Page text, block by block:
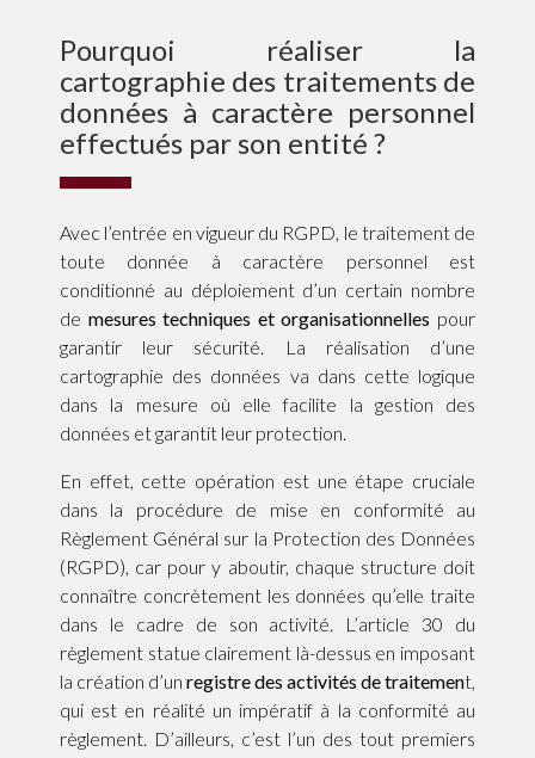
Pourquoi réaliser la
cartographie des traitements de
données à caractère personnel
effectués par son entité ?
Avec l’entrée en vigueur du RGPD, le traitement de
toute donnée à caractère personnel est
conditionné au déploiement d’un certain nombre
de mesures techniques et organisationnelles pour
garantir leur sécurité. La réalisation d’une
cartographie des données va dans cette logique
dans la mesure où elle facilite la gestion des
données et garantit leur protection.
En effet, cette opération est une étape cruciale
dans la procédure de mise en conformité au
Règlement Général sur la Protection des Données
(RGPD), car pour y aboutir, chaque structure doit
connaître concrètement les données qu’elle traite
dans le cadre de son activité. L’article 30 du
règlement statue clairement là-dessus en imposant
la création d’un registre des activités de traitement,
qui est en réalité un impératif à la conformité au
règlement. D’ailleurs, c’est l’un des tout premiers